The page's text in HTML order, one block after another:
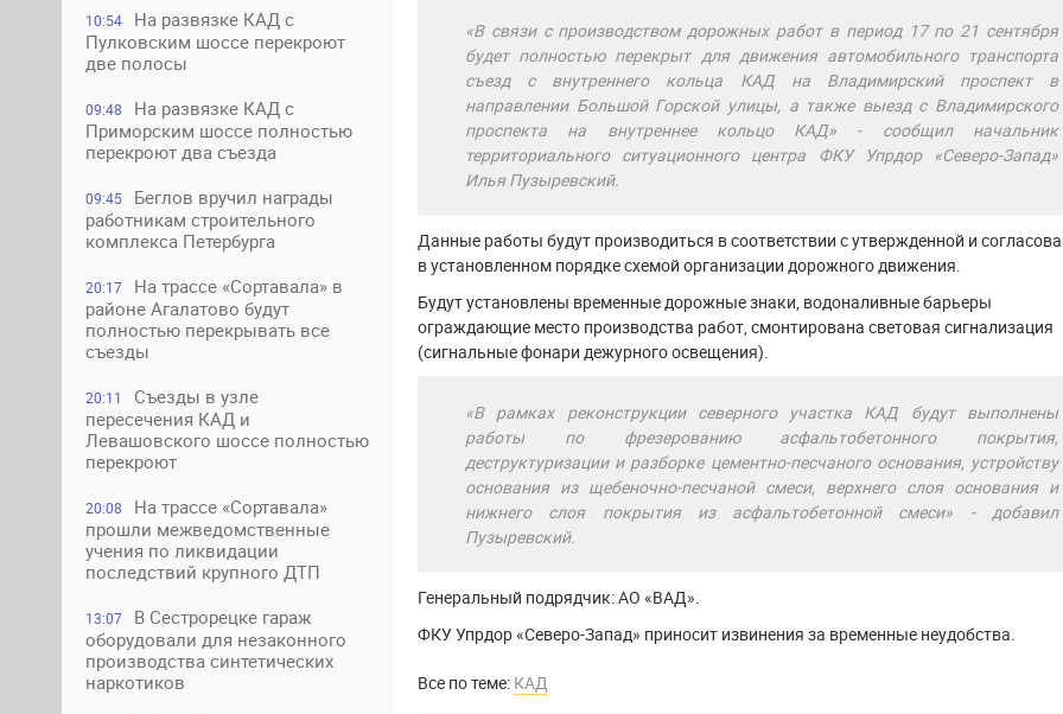
10:54
На развязке КАД с
Пулковским шоссе перекроют
две полосы
09:48
На развязке КАД с
Приморским шоссе полностью
перекроют два съезда
09:45
Беглов вручил награды
работникам строительного
комплекса Петербурга
20:17
На трассе «Сортавала» в
районе Агалатово будут
полностью перекрывать все
съезды
20:11
Съезды в узле
пересечения КАД и
Левашовского шоссе полностью
перекроют
20:08
На трассе «Сортавала»
прошли межведомственные
учения по ликвидации
последствий крупного ДТП
13:07
В Сестрорецке гараж
оборудовали для незаконного
производства синтетических
наркотиков
«В связи с производством дорожных работ в период 17 по 21 сентября
будет полностью перекрыт для движения автомобильного транспорта
съезд с внутреннего кольца КАД на Владимирский проспект в
направлении Большой Горской улицы, а также выезд с Владимирского
проспекта на внутреннее кольцо КАД» - сообщил начальник
территориального ситуационного центра ФКУ Упрдор «Северо-Запад»
Илья Пузыревский.
Данные работы будут производиться в соответствии с утвержденной и
в установленном порядке схемой организации дорожного движения.
Будут установлены временные дорожные знаки, водоналивные барьеры
ограждающие место производства работ, смонтирована световая сигнализация
(сигнальные фонари дежурного освещения).
«В рамках реконструкции северного участка КАД будут выполнены
работы по фрезерованию асфальтобетонного покрытия,
деструктуризации и разборке цементно-песчаного основания, устройству
основания из щебеночно-песчаной смеси, верхнего слоя основания и
нижнего слоя покрытия из асфальтобетонной смеси» - добавил
Пузыревский.
Генеральный подрядчик: АО «ВАД».
ФКУ Упрдор «Северо-Запад» приносит извинения за временные неудобства.
Все по теме: КАД